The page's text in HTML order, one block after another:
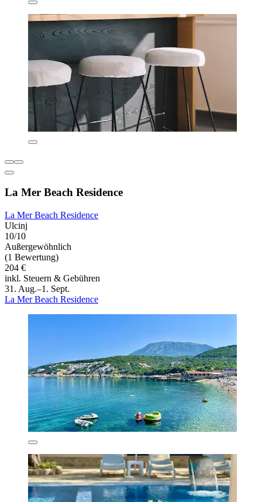
La Mer Beach Residence
La Mer Beach Residence
Ulcinj
10/10
Außergewöhnlich
(1 Bewertung)
204 €
inkl. Steuern & Gebühren
31. Aug.–1. Sept.
La Mer Beach Residence